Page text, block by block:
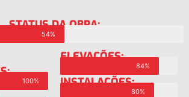
STATUS DA OBRA:
54%
100%
ELEVAÇÕES:
84%
INSTALAÇÕES:
80%